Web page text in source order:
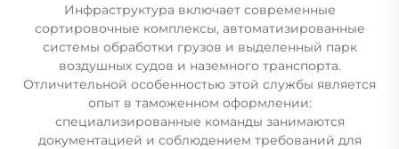
Инфраструктура включает современные
сортировочные комплексы, автоматизированные
системы обработки грузов и выделенный парк
воздушных судов и наземного транспорта.
Отличительной особенностью этой службы является
опыт в таможенном оформлении:
специализированные команды занимаются
документацией и соблюдением требований для